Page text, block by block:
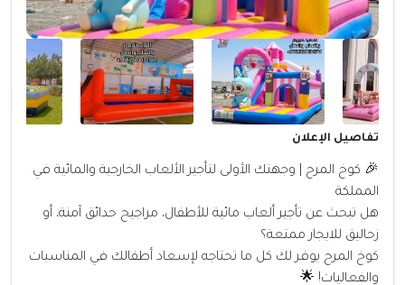
تفاصيل الإعلان
🎉 كوخ المرح | وجهتك الأولى لتأجير الألعاب الخارجية والمائية في
المملكة
هل تبحث عن تأجير ألعاب مائية للأطفال، مراجيح حدائق آمنة، أو
زحاليق للايجار ممتعة؟
كوخ المرح يوفر لك كل ما تحتاجه لإسعاد أطفالك في المناسبات
والفعاليات! 🌟